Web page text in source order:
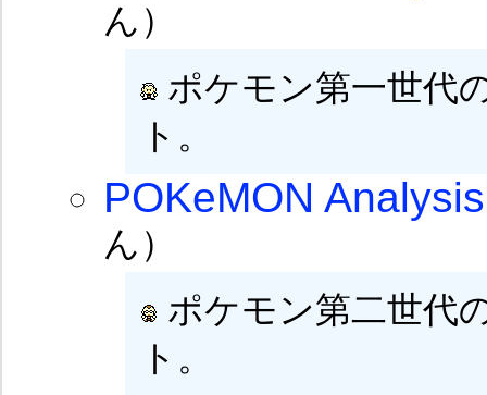
ん）
ポケモン第一世代
ト。
POKeMON Analysis
ん）
ポケモン第二世代
ト。